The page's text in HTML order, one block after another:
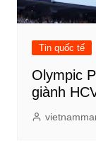
Tin quốc tế
Olympic
giành